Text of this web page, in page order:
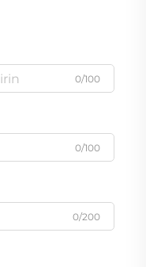
0/100
0/100
0/200